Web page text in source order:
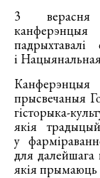
3 верасня
і
прысвечаныя
гісторыка-
якія
у
для далейшага
якія прымаюць